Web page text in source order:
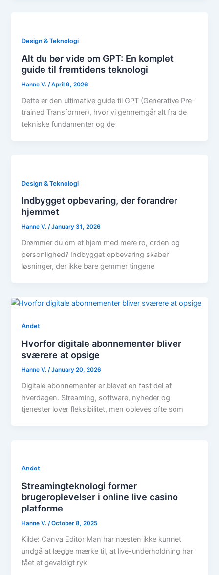
Design & Teknologi
Alt du bør vide om GPT: En komplet
guide til fremtidens teknologi
Hanne V./April 9, 2026
Dette er den ultimative guide til GPT (Generative Pre-
trained Transformer), hvor vi gennemgår alt fra de
tekniske fundamenter og de
Design & Teknologi
Indbygget opbevaring, der forandrer
hjemmet
Hanne V./January 31, 2026
Drømmer du om et hjem med mere ro, orden og
personlighed? Indbygget opbevaring skaber
løsninger, der ikke bare gemmer tingene
Andet
Hvorfor digitale abonnementer bliver
sværere at opsige
Hanne V. /January 20, 2026
Digitale abonnementer er blevet en fast del af
hverdagen. Streaming, software, nyheder og
tjenester lover fleksibilitet, men opleves ofte som
Andet
Streamingteknologi former
brugeroplevelser i online live casino
platforme
Hanne V./October 8, 2025
Kilde: Canva Editor Man har næsten ikke kunnet
undgå at lægge mærke til, at live-underholdning har
fået et gevaldigt ryk